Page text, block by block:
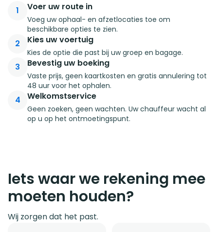
1 Voer uw route in
Voeg uw ophaal- en afzetlocaties toe om
beschikbare opties te zien.
2 Kies uw voertuig
Kies de optie die past bij uw groep en bagage.
3 Bevestig uw boeking
Vaste prijs, geen kaartkosten en gratis annulering tot
48 uur voor het ophalen.
4 Welkomstservice
Geen zoeken, geen wachten. Uw chauffeur wacht al
op u op het ontmoetingspunt.
Iets waar we rekening mee
moeten houden?
Wij zorgen dat het past.